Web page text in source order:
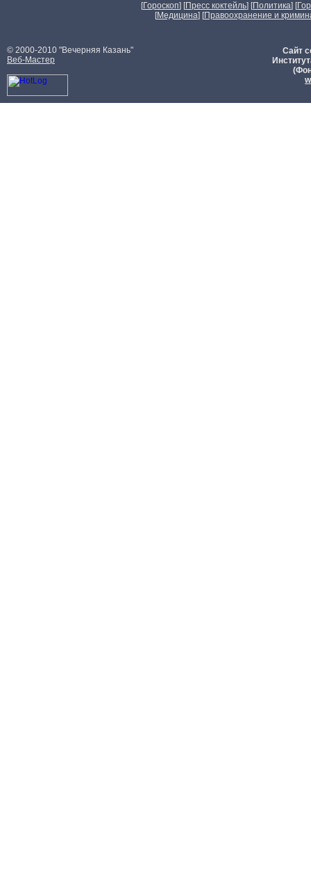
[Гороскоп] [Пресс коктейль] [Политика] [
[Медицина] [Правоохранение и
© 2000-2010 "Вечерняя Казань"
Веб-Мастер
Сайт